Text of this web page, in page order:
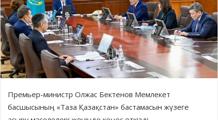
Премьер-министр Олжас Бектенов Мемлекет
басшысының «Таза Қазақстан» бастамасын жүзеге